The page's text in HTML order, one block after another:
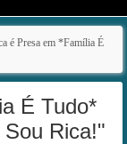
é Presa em *Família É
É Tudo*
Rica!"